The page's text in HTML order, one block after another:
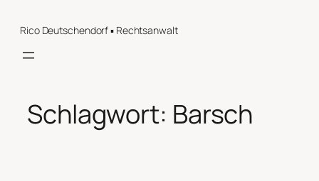
Rico Deutschendorf ▪ Rechtsanwalt
Schlagwort: Barsch